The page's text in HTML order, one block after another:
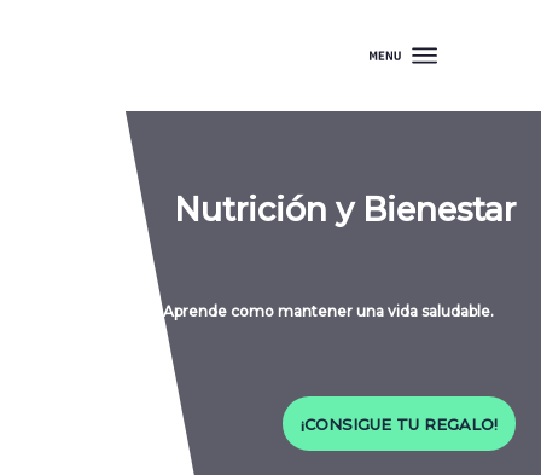
Nutrición y Bienestar
Aprende como mantener una vida saludable.
¡CONSIGUE TU REGALO!